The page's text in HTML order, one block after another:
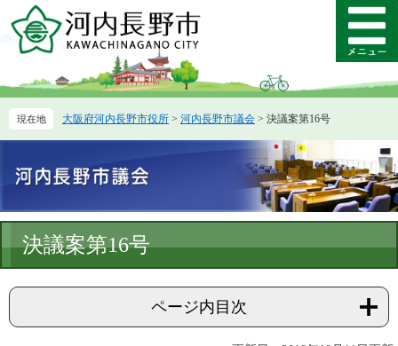
ー
先
す。
ニ
を
し
へ
メ
ニ
ー
大阪府河内長野市役所 > 河内長野市議会 > 決議案第16号
文
決議案第16号
ページ内目次